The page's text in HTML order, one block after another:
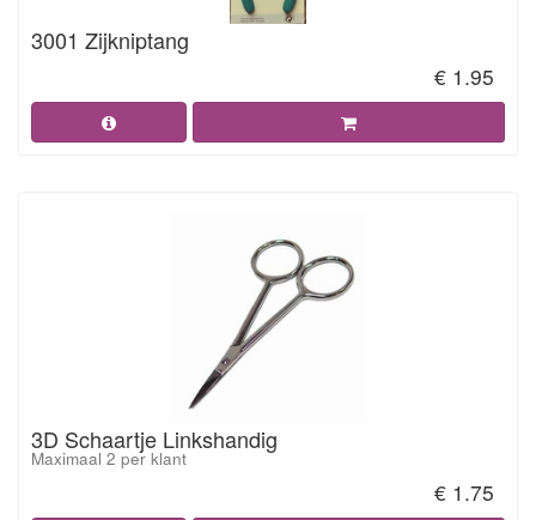
3001 Zijkniptang
€ 1.95
3D Schaartje Linkshandig
Maximaal 2 per klant
€ 1.75